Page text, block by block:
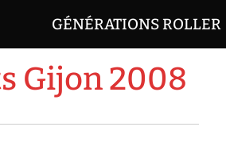
GÉNÉRATIONS ROLLER
Gijon 2008